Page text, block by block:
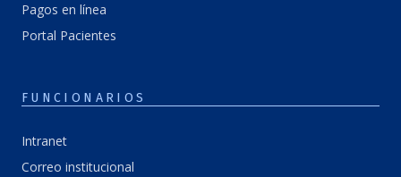
Pagos en línea
Portal Pacientes
FUNCIONARIOS
Intranet
Correo institucional